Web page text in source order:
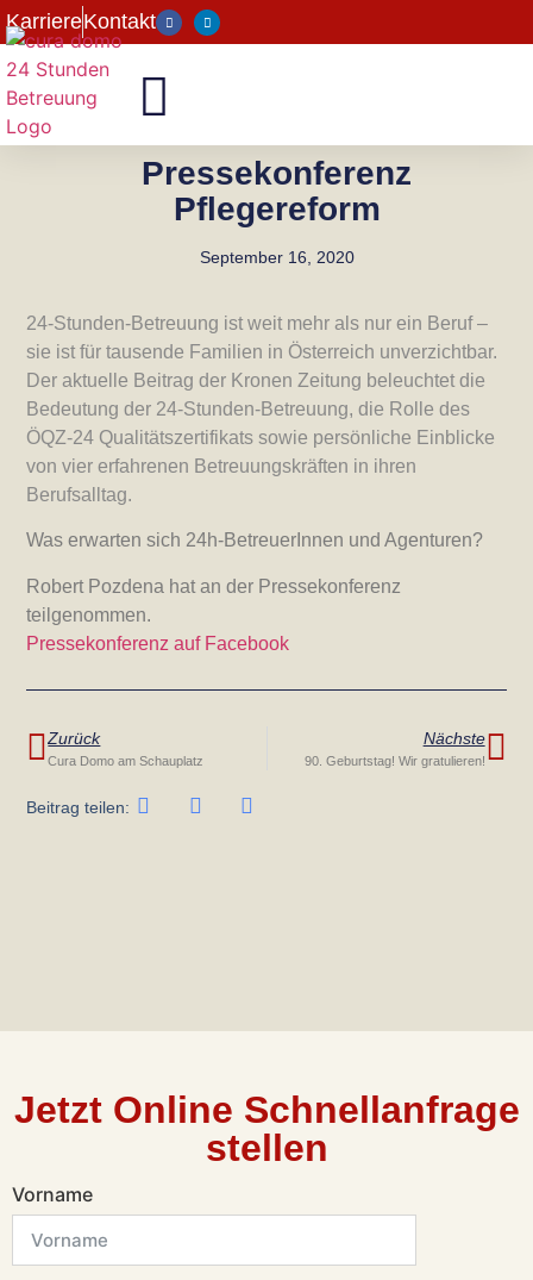
KarriereKontakt
Pressekonferenz
Pflegereform
September 16, 2020
24-Stunden-Betreuung ist weit mehr als nur ein Beruf –
sie ist für tausende Familien in Österreich unverzichtbar.
Der aktuelle Beitrag der Kronen Zeitung beleuchtet die
Bedeutung der 24-Stunden-Betreuung, die Rolle des
ÖQZ-24 Qualitätszertifikats sowie persönliche Einblicke
von vier erfahrenen Betreuungskräften in ihren
Berufsalltag.
Was erwarten sich 24h-BetreuerInnen und Agenturen?
Robert Pozdena hat an der Pressekonferenz
teilgenommen.
Pressekonferenz auf Facebook
Zurück
Cura Domo am Schauplatz
Nächste
90. Geburtstag! Wir gratulieren!
Beitrag teilen:
Jetzt Online Schnellanfrage
stellen
Vorname